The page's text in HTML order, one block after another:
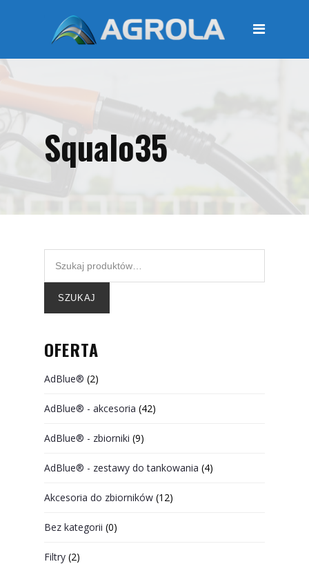
STRONA GŁÓWNA
OFERTA
Moje konto
Squalo35
SZUKAJ
OFERTA
AdBlue® (2)
AdBlue® - akcesoria (42)
AdBlue® - zbiorniki (9)
AdBlue® - zestawy do tankowania (4)
Akcesoria do zbiorników (12)
Bez kategorii (0)
Filtry (2)